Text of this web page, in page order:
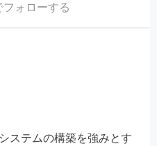
フォローする
ステムの構築を強みとす